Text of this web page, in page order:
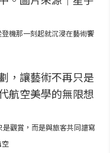
機那一刻起就沉浸在藝術饗
是觀賞，而是與旅客共同譜寫
空